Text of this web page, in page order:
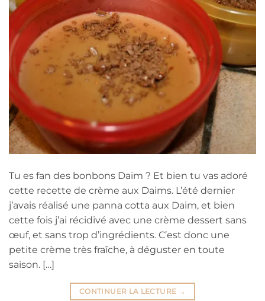
Tu es fan des bonbons Daim ? Et bien tu vas adoré
cette recette de crème aux Daims. L’été dernier
j’avais réalisé une panna cotta aux Daim, et bien
cette fois j’ai récidivé avec une crème dessert sans
œuf, et sans trop d’ingrédients. C’est donc une
petite crème très fraîche, à déguster en toute
saison. […]
CONTINUER LA LECTURE →